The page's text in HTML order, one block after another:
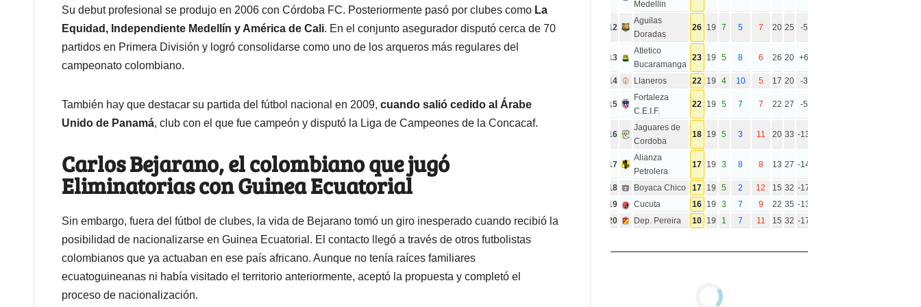
Su debut profesional se produjo en 2006 con Córdoba FC. Posteriormente pasó por clubes como La
Equidad, Independiente Medellín y América de Cali. En el conjunto asegurador disputó cerca de 70
partidos en Primera División y logró consolidarse como uno de los arqueros más regulares del
campeonato colombiano.
También hay que destacar su partida del fútbol nacional en 2009, cuando salió cedido al Árabe
Unido de Panamá, club con el que fue campeón y disputó la Liga de Campeones de la Concacaf.
Carlos Bejarano, el colombiano que jugó
Eliminatorias con Guinea Ecuatorial
Sin embargo, fuera del fútbol de clubes, la vida de Bejarano tomó un giro inesperado cuando recibió la
posibilidad de nacionalizarse en Guinea Ecuatorial. El contacto llegó a través de otros futbolistas
colombianos que ya actuaban en ese país africano. Aunque no tenía raíces familiares
ecuatoguineanas ni había visitado el territorio anteriormente, aceptó la propuesta y completó el
proceso de nacionalización.
Medellin
12
Aguilas
Doradas
26 19 7 5 7 20 25 -5
13
Atletico
Bucaramanga
23 19 5 8 6 26 20 +6
14 Llaneros 22 19 4 10 5 17 20 -3
15
Fortaleza
C.E.I.F.
22 19 5 7 7 22 27 -5
16
Jaguares de
Cordoba
18 19 5 3 11 20 33 -13
17
Alianza
Petrolera
17 19 3 8 8 13 27 -14
18 Boyaca Chico 17 19 5 2 12 15 32 -17
19
Cucuta 16 19 3 7 9 22 35 -13
20
Dep. Pereira 10 19 1 7 11 15 32 -17